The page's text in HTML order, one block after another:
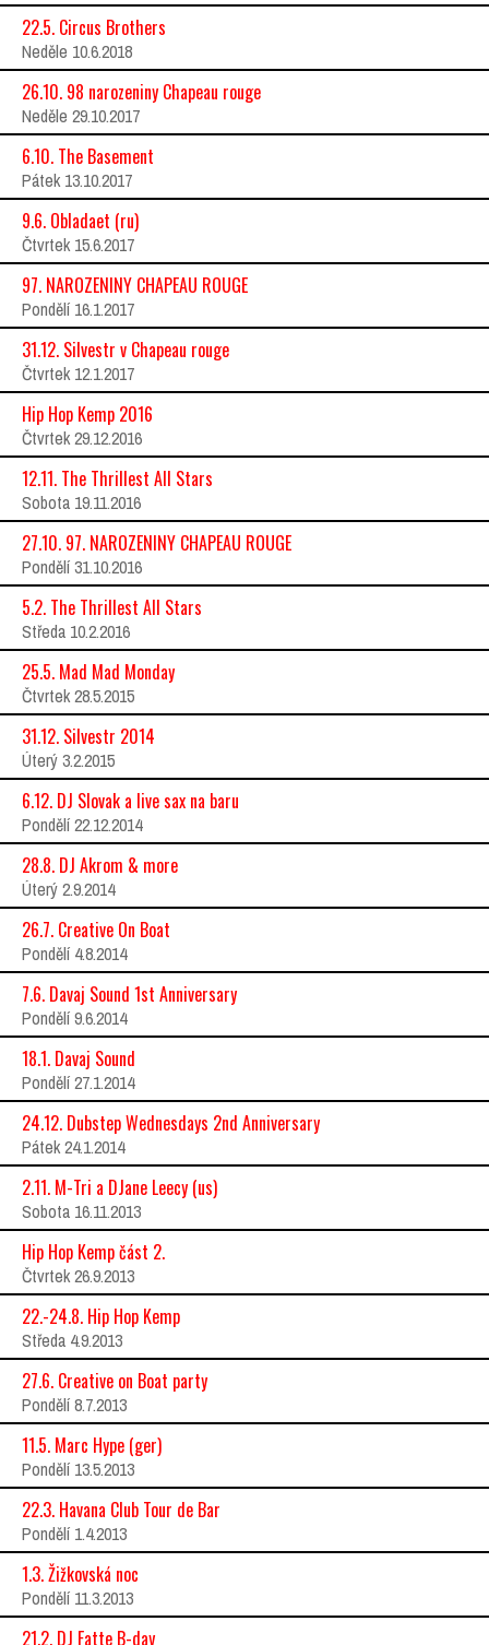
22.5. Circus Brothers
Neděle 10.6.2018
26.10. 98 narozeniny Chapeau rouge
Neděle 29.10.2017
6.10. The Basement
Pátek 13.10.2017
9.6. Obladaet (ru)
Čtvrtek 15.6.2017
97. NAROZENINY CHAPEAU ROUGE
Pondělí 16.1.2017
31.12. Silvestr v Chapeau rouge
Čtvrtek 12.1.2017
Hip Hop Kemp 2016
Čtvrtek 29.12.2016
12.11. The Thrillest All Stars
Sobota 19.11.2016
27.10. 97. NAROZENINY CHAPEAU ROUGE
Pondělí 31.10.2016
5.2. The Thrillest All Stars
Středa 10.2.2016
25.5. Mad Mad Monday
Čtvrtek 28.5.2015
31.12. Silvestr 2014
Úterý 3.2.2015
6.12. DJ Slovak a live sax na baru
Pondělí 22.12.2014
28.8. DJ Akrom & more
Úterý 2.9.2014
26.7. Creative On Boat
Pondělí 4.8.2014
7.6. Davaj Sound 1st Anniversary
Pondělí 9.6.2014
18.1. Davaj Sound
Pondělí 27.1.2014
24.12. Dubstep Wednesdays 2nd Anniversary
Pátek 24.1.2014
2.11. M-Tri a DJane Leecy (us)
Sobota 16.11.2013
Hip Hop Kemp část 2.
Čtvrtek 26.9.2013
22.-24.8. Hip Hop Kemp
Středa 4.9.2013
27.6. Creative on Boat party
Pondělí 8.7.2013
11.5. Marc Hype (ger)
Pondělí 13.5.2013
22.3. Havana Club Tour de Bar
Pondělí 1.4.2013
1.3. Žižkovská noc
Pondělí 11.3.2013
21.2. DJ Fatte B-day